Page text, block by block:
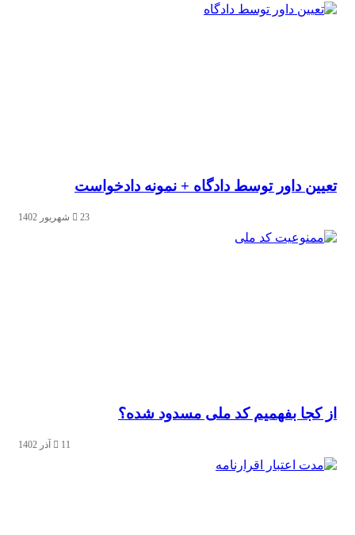
تعیین داور توسط دادگاه + نمونه دادخواست
23 شهریور 1402
از کجا بفهمیم کد ملی مسدود شده؟
11 آذر 1402